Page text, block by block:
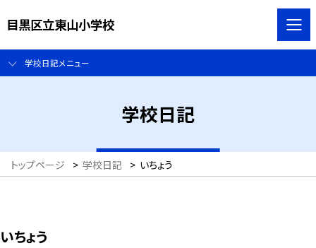
目黒区立東山小学校
学校日記メニュー
学校日記
トップページ > 学校日記 > いちょう
いちょう